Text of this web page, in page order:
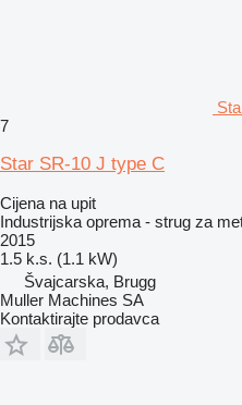
7
Star SR-10 J type C
Cijena na upit
Industrijska oprema - strug za
2015
1.5 k.s. (1.1 kW)
Švајcarska, Brugg
Muller Machines SA
Kontaktirajte prodavca